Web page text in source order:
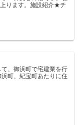
ります。施設紹介★チ
、御浜町で宅建業を行
町、紀宝町あたりに住